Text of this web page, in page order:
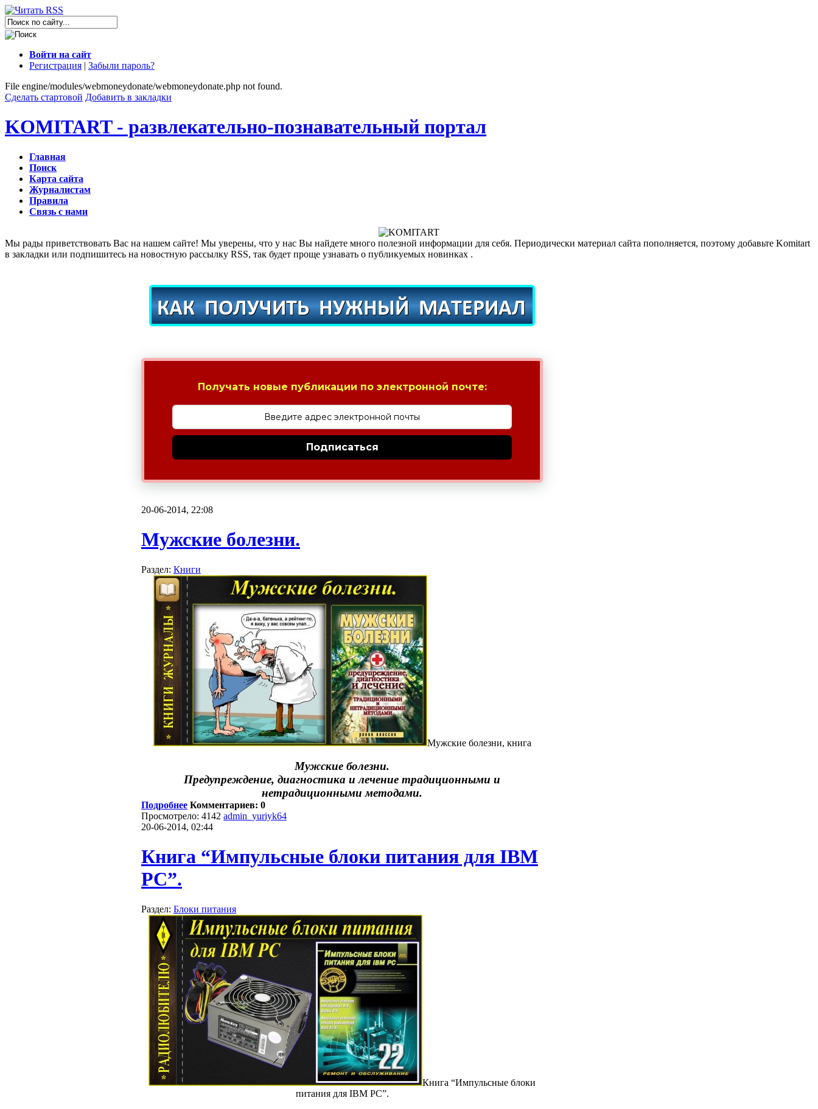
Войти на сайт
Регистрация | Забыли пароль?
File engine/modules/webmoneydonate/webmoneydonate.php not found.
Сделать стартовой Добавить в закладки
KOMITART - развлекательно-познавательный портал
Главная
Поиск
Карта сайта
Журналистам
Правила
Связь с нами
Мы рады приветствовать Вас на нашем сайте! Мы уверены, что у нас Вы найдете много полезной информации для себя. Периодически материал сайта пополняется, поэтому добавьте Komitart
в закладки или подпишитесь на новостную рассылку RSS, так будет проще узнавать о публикуемых новинках .
Получать новые публикации по электронной почте:
Подписаться
20-06-2014, 22:08
Мужские болезни.
Раздел: Книги
Мужские болезни, книга
Мужские болезни.
Предупреждение, диагностика и лечение традиционными и
нетрадиционными методами.
Подробнее Комментариев: 0
Просмотрело: 4142 admin_yuriyk64
20-06-2014, 02:44
Книга “Импульсные блоки питания для IBM
PC”.
Раздел: Блоки питания
Книга “Импульсные блоки
питания для IBM PC”.